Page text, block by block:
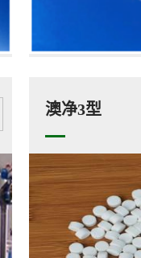
澳净3型